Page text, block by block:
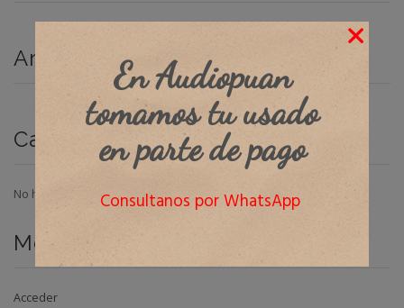
Archivos
Categorías
No hay categorías
Meta
Acceder
En Audiopuan
tomamos tu usado
en parte de pago
Consultanos por WhatsApp